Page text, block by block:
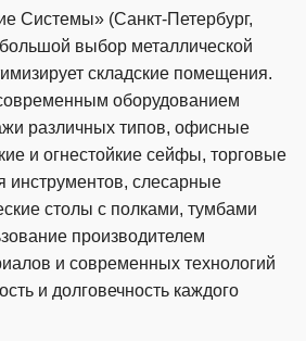
Системы» (Санкт-Петербург,
выбор металлической
складские помещения.
оборудованием
различных типов, офисные
и огнестойкие сейфы, торговые
слесарные
столы с полками, тумбами
производителем
и современных технологий
и долговечность каждого